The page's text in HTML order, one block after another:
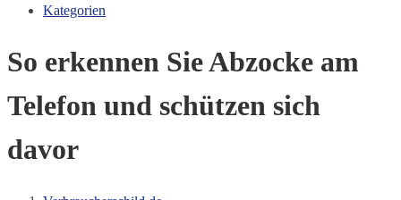
Kategorien
So erkennen Sie Abzocke am
Telefon und schützen sich
davor